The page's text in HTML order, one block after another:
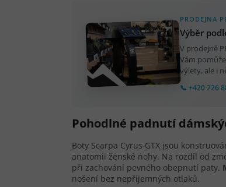
PRODEJNA
Výběr
V prodejně
Vám
výlety, ale i
📞 +420 226
Pohodlné padnutí
Boty Scarpa Cyrus GTX jsou
anatomii ženské nohy. Na rozdíl od
při zachování pevného obepnutí paty.
nošení bez nepříjemných otlaků.